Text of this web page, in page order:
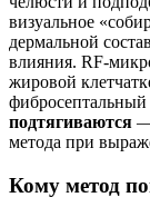
визуальное
дермальной
влияния.
жировой
фибросептальный
подтягиваются —
метода при
Кому метод